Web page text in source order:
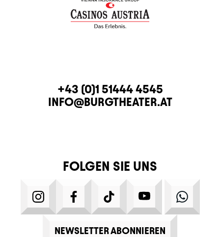
KONTAKTTELEFON
+43 (0)1 51444 4545
E-MAIL
INFO@BURGTHEATER.AT
FOLGEN SIE UNS
INSTAGRAMFACEBOOKTIKTOK YOUTUBE
NEWSLETTER ABONNIEREN